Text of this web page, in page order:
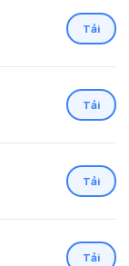
Tải
Tải
Tải
Tải